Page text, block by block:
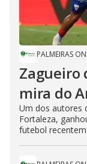
PALMEIRAS
Zagueiro
mira do
Um dos autores
Fortaleza,
futebol